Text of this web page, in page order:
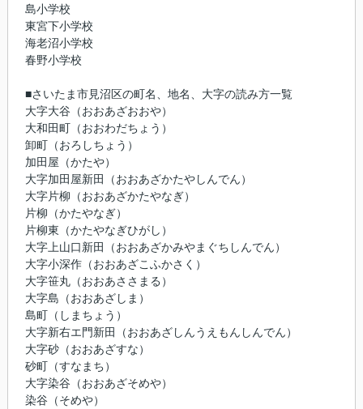
島小学校
東宮下小学校
海老沼小学校
春野小学校
■さいたま市見沼区の町名、地名、大字の読み方一覧
大字大谷（おおあざおおや）
大和田町（おおわだちょう）
卸町（おろしちょう）
加田屋（かたや）
大字加田屋新田（おおあざかたやしんでん）
大字片柳（おおあざかたやなぎ）
片柳（かたやなぎ）
片柳東（かたやなぎひがし）
大字上山口新田（おおあざかみやまぐちしんでん）
大字小深作（おおあざこふかさく）
大字笹丸（おおあささまる）
大字島（おおあざしま）
島町（しまちょう）
大字新右エ門新田（おおあざしんうえもんしんでん）
大字砂（おおあざすな）
砂町（すなまち）
大字染谷（おおあざそめや）
染谷（そめや）